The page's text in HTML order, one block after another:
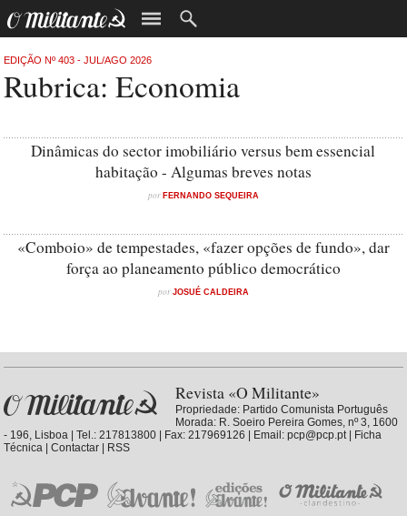
EDIÇÃO Nº 403 - JUL/AGO 2026
Rubrica: Economia
Dinâmicas do sector imobiliário versus bem essencial
habitação - Algumas breves notas
porFERNANDO SEQUEIRA
«Comboio» de tempestades, «fazer opções de fundo», dar
força ao planeamento público democrático
porJOSUÉ CALDEIRA
Revista «O Militante»
Propriedade: Partido Comunista Português
Morada: R. Soeiro Pereira Gomes, nº 3, 1600
- 196, Lisboa | Tel.: 217813800 | Fax: 217969126 | Email: pcp@pcp.pt | Ficha
Técnica |Contactar | RSS